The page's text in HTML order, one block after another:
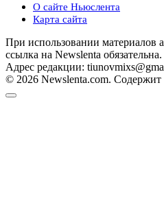
О сайте Ньюслента
Карта сайта
При использовании материалов
ссылка на Newslenta обязательна.
Адрес редакции:
© 2026 Newslenta.com.